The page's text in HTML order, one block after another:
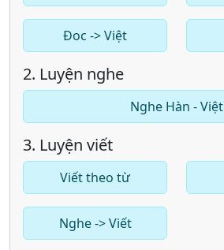
Đoc -> Việt
2. Luyện nghe
Nghe Hàn - Việt
3. Luyện viết
Viết theo từ
Nghe -> Viết